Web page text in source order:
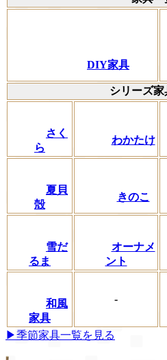
DIY家具
シリーズ家
さく
ら
わかたけ
夏貝
殻
きのこ
雪だ
るま
オーナメ
ント
和風
家具
-
▶季節家具一覧を見る